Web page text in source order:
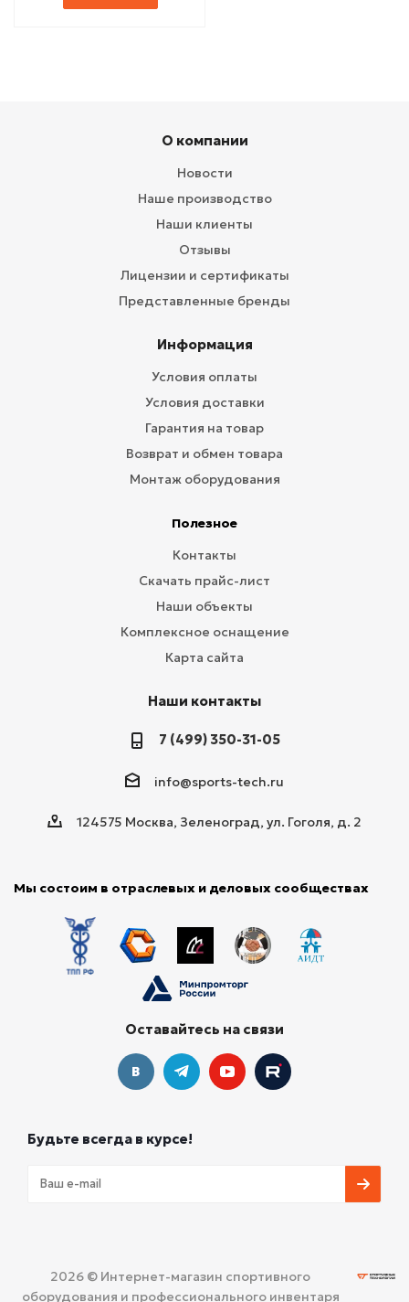
О компании
Новости
Наше производство
Наши клиенты
Отзывы
Лицензии и сертификаты
Представленные бренды
Информация
Условия оплаты
Условия доставки
Гарантия на товар
Возврат и обмен товара
Монтаж оборудования
Полезное
Контакты
Скачать прайс-лист
Наши объекты
Комплексное оснащение
Карта сайта
Наши контакты
7 (499) 350-31-05
info@sports-tech.ru
124575 Москва, Зеленоград, ул. Гоголя, д. 2
Мы состоим в отраслевых и деловых сообществах
Оставайтесь на связи
Будьте всегда в курсе!
2026 © Интернет-магазин спортивного
оборудования и профессионального инвентаря